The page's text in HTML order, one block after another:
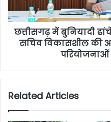
छत्तीसगढ़ में बुनियादी
सचिव विकासशील की
परियोजनाओं
Related Articles